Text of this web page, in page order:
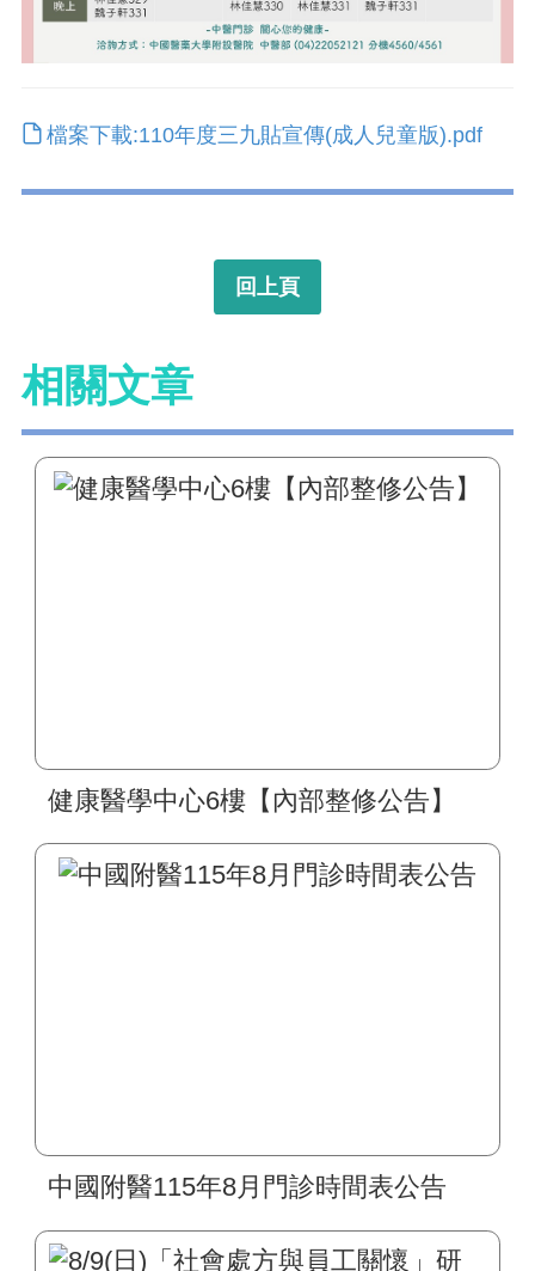
檔案下載:110年度三九貼宣傳(成人兒童版).pdf
回上頁
相關文章
健康醫學中心6樓【內部整修公告】
中國附醫115年8月門診時間表公告